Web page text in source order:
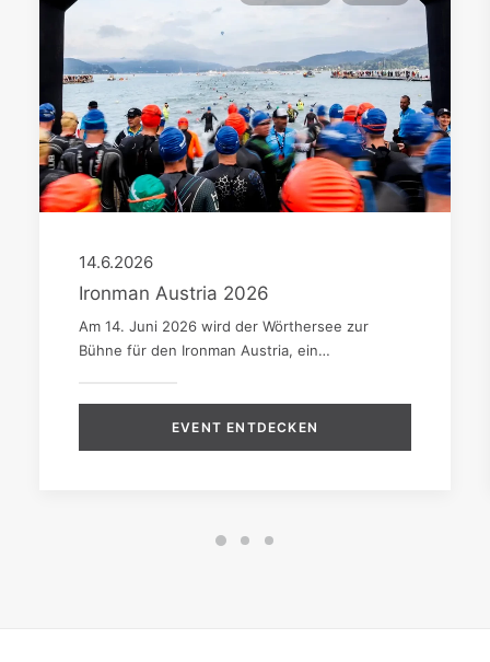
14.6.2026
Ironman Austria 2026
Am 14. Juni 2026 wird der Wörthersee zur
Bühne für den Ironman Austria, ein…
EVENT ENTDECKEN